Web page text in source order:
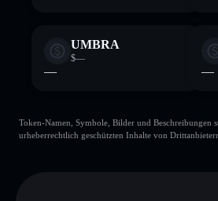
UMBRA
$—
— —
Token-Namen, Symbole, Bilder und Beschreibungen
urheberrechtlich geschützten Inhalte von